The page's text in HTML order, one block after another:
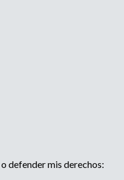
defender mis derechos: